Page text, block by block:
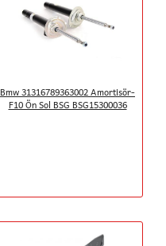
Bmw 31316789363002 Amortisör-
F10 Ön Sol BSG BSG15300036